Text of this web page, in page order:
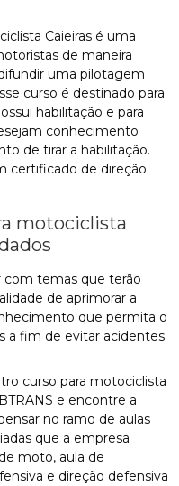
Caieiras é uma
de maneira
uma pilotagem
curso é destinado para
habilitação e para
conhecimento
de tirar a habilitação.
certificado de direção
motociclista
com temas que terão
de aprimorar a
que permita o
a fim de evitar acidentes
curso para motociclista
e encontre a
no ramo de aulas
que a empresa
moto, aula de
e direção defensiva